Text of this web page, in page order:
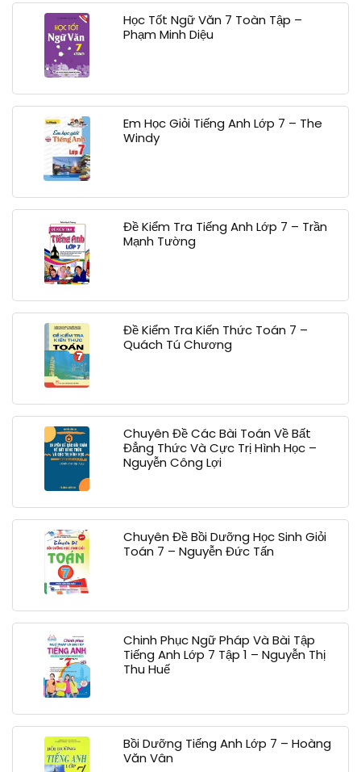
Học Tốt Ngữ Văn 7 Toàn Tập –
Phạm Minh Diệu
Em Học Giỏi Tiếng Anh Lớp 7 – The
Windy
Đề Kiểm Tra Tiếng Anh Lớp 7 – Trần
Mạnh Tường
Đề Kiểm Tra Kiến Thức Toán 7 –
Quách Tú Chương
Chuyên Đề Các Bài Toán Về Bất
Đẳng Thức Và Cực Trị Hình Học –
Nguyễn Công Lợi
Chuyên Đề Bồi Dưỡng Học Sinh Giỏi
Toán 7 – Nguyễn Đức Tấn
Chinh Phục Ngữ Pháp Và Bài Tập
Tiếng Anh Lớp 7 Tập 1 – Nguyễn Thị
Thu Huế
Bồi Dưỡng Tiếng Anh Lớp 7 – Hoàng
Văn Vân